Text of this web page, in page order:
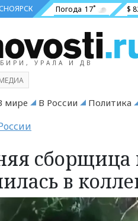
Погода 17˚ $
УРАЛА И ДВ
мире В России Политика
сборщица
в